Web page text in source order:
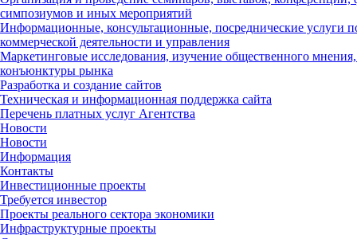
симпозиумов и иных мероприятий
Информационные, консультационные, посреднические услуги
коммерческой деятельности и управления
Маркетинговые исследования, изучение общественного
конъюнктуры рынка
Разработка и создание сайтов
Техническая и информационная поддержка сайта
Перечень платных услуг Агентства
Новости
Новости
Информация
Контакты
Инвестиционные проекты
Требуется инвестор
Проекты реального сектора экономики
Инфраструктурные проекты